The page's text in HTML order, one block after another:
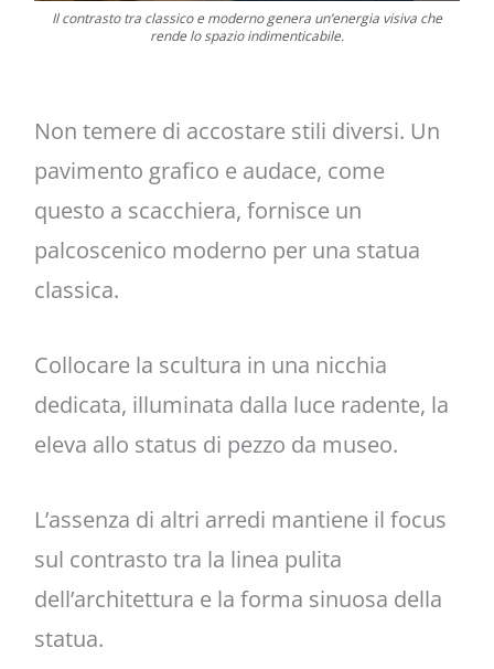
Il contrasto tra classico e moderno genera un’energia visiva che
rende lo spazio indimenticabile.
Non temere di accostare stili diversi. Un
pavimento grafico e audace, come
questo a scacchiera, fornisce un
palcoscenico moderno per una statua
classica.
Collocare la scultura in una nicchia
dedicata, illuminata dalla luce radente, la
eleva allo status di pezzo da museo.
L’assenza di altri arredi mantiene il focus
sul contrasto tra la linea pulita
dell’architettura e la forma sinuosa della
statua.